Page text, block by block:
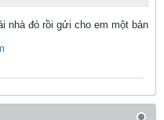
nhà đó rồi gửi cho em một bản